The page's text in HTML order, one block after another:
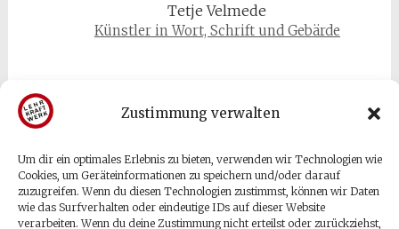
Zustimmung verwalten
Um dir ein optimales Erlebnis zu bieten, verwenden wir Technologien wie
Cookies, um Geräteinformationen zu speichern und/oder darauf
zuzugreifen. Wenn du diesen Technologien zustimmst, können wir Daten
wie das Surfverhalten oder eindeutige IDs auf dieser Website
verarbeiten. Wenn du deine Zustimmung nicht erteilst oder zurückziehst,
Tetje Velmede
Künstler in Wort, Schrift und Gebärde
Gäste & Besucher
Anmelden